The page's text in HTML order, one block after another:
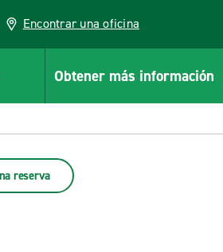
Encontrar una oficina
Obtener más información
reserva